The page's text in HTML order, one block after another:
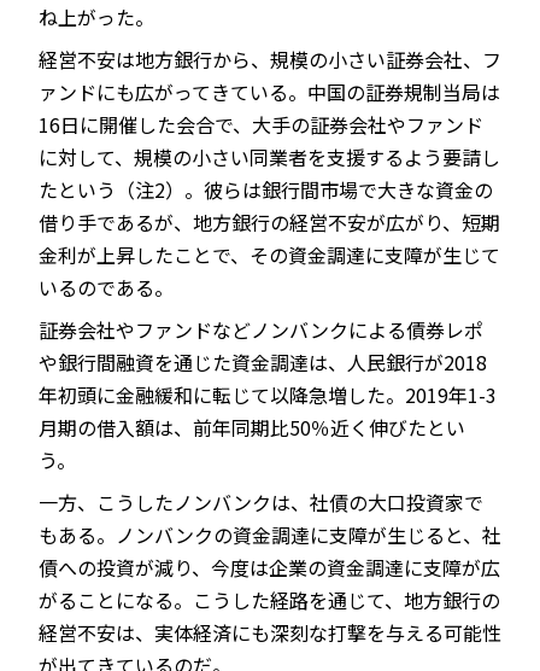
ね上がった。
経営不安は地方銀行から、規模の小さい証券会社、フ
ァンドにも広がってきている。中国の証券規制当局は
16日に開催した会合で、大手の証券会社やファンド
に対して、規模の小さい同業者を支援するよう要請し
たという（注2）。彼らは銀行間市場で大きな資金の
借り手であるが、地方銀行の経営不安が広がり、短期
金利が上昇したことで、その資金調達に支障が生じて
いるのである。
証券会社やファンドなどノンバンクによる債券レポ
や銀行間融資を通じた資金調達は、人民銀行が2018
年初頭に金融緩和に転じて以降急増した。2019年1-3
月期の借入額は、前年同期比50％近く伸びたとい
う。
一方、こうしたノンバンクは、社債の大口投資家で
もある。ノンバンクの資金調達に支障が生じると、社
債への投資が減り、今度は企業の資金調達に支障が広
がることになる。こうした経路を通じて、地方銀行の
経営不安は、実体経済にも深刻な打撃を与える可能性
が出てきているのだ。